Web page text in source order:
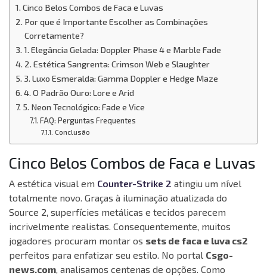
Cinco Belos Combos de Faca e Luvas
Por que é Importante Escolher as Combinações
Corretamente?
1. Elegância Gelada: Doppler Phase 4 e Marble Fade
2. Estética Sangrenta: Crimson Web e Slaughter
3. Luxo Esmeralda: Gamma Doppler e Hedge Maze
4. O Padrão Ouro: Lore e Arid
5. Neon Tecnológico: Fade e Vice
FAQ: Perguntas Frequentes
Conclusão
Cinco Belos Combos de Faca e Luvas
A estética visual em Counter-Strike 2 atingiu um nível
totalmente novo. Graças à iluminação atualizada do
Source 2, superfícies metálicas e tecidos parecem
incrivelmente realistas. Consequentemente, muitos
jogadores procuram montar os sets de faca e luva cs2
perfeitos para enfatizar seu estilo. No portal Csgo-
news.com, analisamos centenas de opções. Como